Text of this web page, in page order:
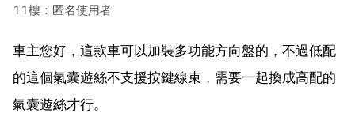
11樓：匿名使用者
車主您好，這款車可以加裝多功能方向盤的，不過低配
的這個氣囊遊絲不支援按鍵線束，需要一起換成高配的
氣囊遊絲才行。